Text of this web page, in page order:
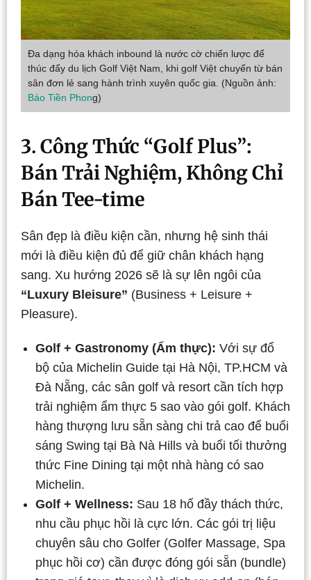
Đa dạng hóa khách inbound là nước cờ chiến lược để
thúc đẩy du lịch Golf Việt Nam, khi golf Việt chuyển từ bán
sân đơn lẻ sang hành trình xuyên quốc gia. (Nguồn ảnh:
Báo Tiền Phong)
3. Công Thức “Golf Plus”:
Bán Trải Nghiệm, Không Chỉ
Bán Tee-time
Sân đẹp là điều kiện cần, nhưng hệ sinh thái
mới là điều kiện đủ để giữ chân khách hạng
sang. Xu hướng 2026 sẽ là sự lên ngôi của
“Luxury Bleisure” (Business + Leisure +
Pleasure).
Golf + Gastronomy (Ẩm thực): Với sự đổ
bộ của Michelin Guide tại Hà Nội, TP.HCM và
Đà Nẵng, các sân golf và resort cần tích hợp
trải nghiệm ẩm thực 5 sao vào gói golf. Khách
hàng thượng lưu sẵn sàng chi trả cao để buổi
sáng Swing tại Bà Nà Hills và buổi tối thưởng
thức Fine Dining tại một nhà hàng có sao
Michelin.
Golf + Wellness: Sau 18 hố đầy thách thức,
nhu cầu phục hồi là cực lớn. Các gói trị liệu
chuyên sâu cho Golfer (Golfer Massage, Spa
phục hồi cơ) cần được đóng gói sẵn (bundle)